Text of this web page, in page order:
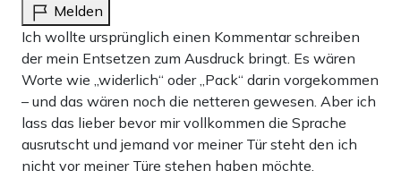
Melden
Ich wollte ursprünglich einen Kommentar schreiben
der mein Entsetzen zum Ausdruck bringt. Es wären
Worte wie „widerlich“ oder „Pack“ darin vorgekommen
– und das wären noch die netteren gewesen. Aber ich
lass das lieber bevor mir vollkommen die Sprache
ausrutscht und jemand vor meiner Tür steht den ich
nicht vor meiner Türe stehen haben möchte.